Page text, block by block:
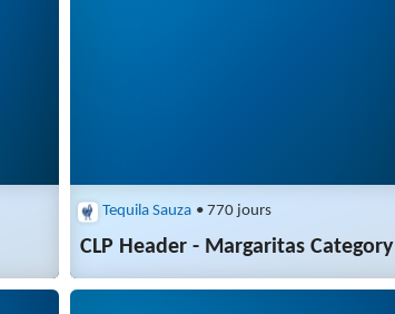
Tequila Sauza • 770 jours
CLP Header - Margaritas Category